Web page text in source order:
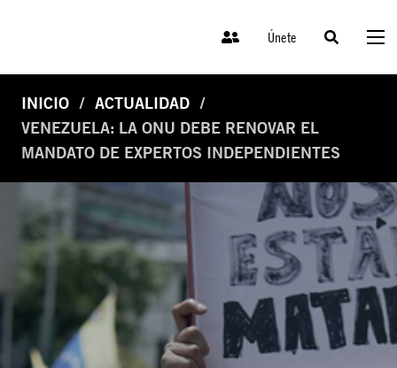
Únete
INICIO
ACTUALIDAD
VENEZUELA: LA ONU DEBE RENOVAR EL
MANDATO DE EXPERTOS INDEPENDIENTES